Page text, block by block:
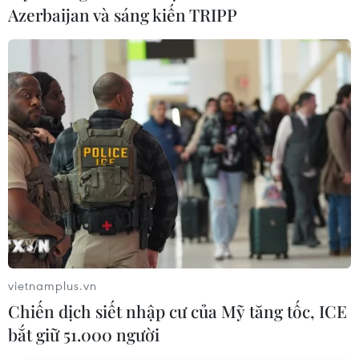
Bí thư Thành ủy Hà Nội thúc tiến độ
hai dự án giao thông trọng điểm
Nam Thủ đô
08/08/2026 08:52
Đề xuất hơn 65.500 tỷ đồng đầu tư
Dự án đường cao tốc nối Lai Châu-
Lào Cai
08/08/2026 08:45
Nghệ An: Sạt lở nghiêm trọng, tỉnh lộ
543D tạm thời tê liệt
08/08/2026 07:09
Azerbaijan và sáng kiến TRIPP
vietnamplus.vn
Chiến dịch siết nhập cư của Mỹ tăng tốc, ICE
bắt giữ 51.000 người